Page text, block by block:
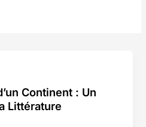
Continent : Un
Littérature